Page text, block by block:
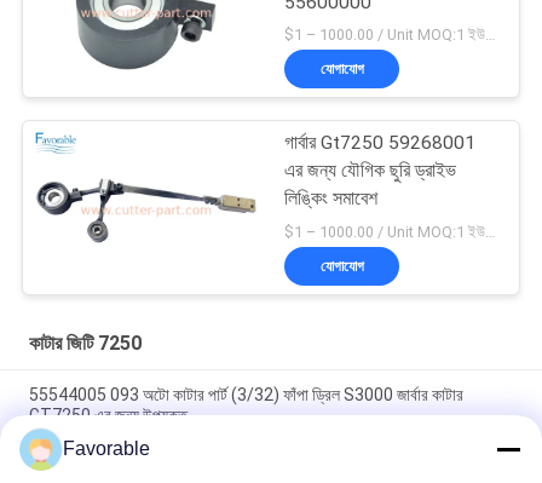
$1 – 1000.00 / Unit MOQ:1 ইউনিট/ইউনিট অবহেলিত
যোগাযোগ
গার্বার Gt7250 59268001
এর জন্য যৌগিক ছুরি ড্রাইভ
লিঙ্কিং সমাবেশ
$1 – 1000.00 / Unit MOQ:1 ইউনিট/ইউনিট অবহেলিত
যোগাযোগ
কাটার জিটি 7250
55544005 093 অটো কাটার পার্ট (3/32) ফাঁপা ড্রিল S3000 জার্বার কাটার
GT7250 এর জন্য উপযুক্ত
ব্লু গারবার কাটার জিটি৭২৫০ টমসন লেয়ার # এসএসই-এম২০-০পিএন-ডব্লিউডব্লিউ
Favorable